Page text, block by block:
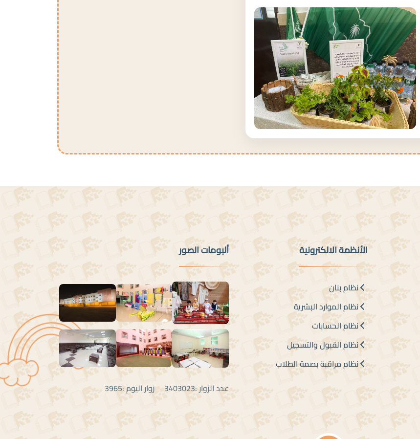
الأنظمة الالكترونية
نظام بنان
نظام الموارد البشرية
نظام الحسابات
نظام القبول والتسجيل
نظام مراقبة بصمة الطلاب
ألبومات الصور
عدد الزوار :3403023 زوار اليوم :3965